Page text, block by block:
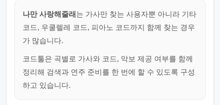
나만 사랑해줄래 는 가사만 찾는 사용자뿐 아니라 기타
코드, 우쿨렐레 코드, 피아노 코드까지 함께 찾는 경우
가 많습니다.
코드툴은 곡별로 가사와 코드, 악보 제공 여부를 함께
정리해 검색과 연주 준비를 한 번에 할 수 있도록 구성
하고 있습니다.